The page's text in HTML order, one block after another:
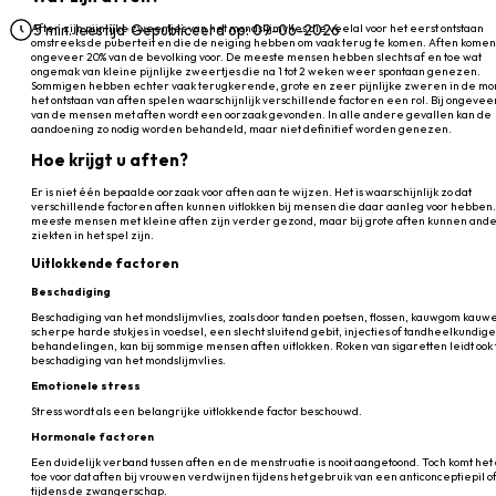
5 min. leestijd Gepubliceerd op: 09-06-2026
Aften zijn pijnlijke zweertjes van het mondslijmvlies die veelal voor het eerst ontstaan
omstreeks de puberteit en die de neiging hebben om vaak terug te komen. Aften
ongeveer 20% van de bevolking voor. De meeste mensen hebben slechts af en toe wat
ongemak van kleine pijnlijke zweertjes die na 1 tot 2 weken weer spontaan genezen.
Sommigen hebben echter vaak terugkerende, grote en zeer pijnlijke zweren in de
het ontstaan van aften spelen waarschijnlijk verschillende factoren een rol. Bij ongeveer
van de mensen met aften wordt een oorzaak gevonden. In alle andere gevallen kan de
aandoening zo nodig worden behandeld, maar niet definitief worden genezen.
Hoe krijgt u aften?
Er is niet één bepaalde oorzaak voor aften aan te wijzen. Het is waarschijnlijk zo dat
verschillende factoren aften kunnen uitlokken bij mensen die daar aanleg voor
meeste mensen met kleine aften zijn verder gezond, maar bij grote aften kunnen
ziekten in het spel zijn.
Uitlokkende factoren
Beschadiging
Beschadiging van het mondslijmvlies, zoals door tanden poetsen, flossen, kauwgom
scherpe harde stukjes in voedsel, een slecht sluitend gebit, injecties of tandheelkundige
behandelingen, kan bij sommige mensen aften uitlokken. Roken van sigaretten leidt ook
beschadiging van het mondslijmvlies.
Emotionele stress
Stress wordt als een belangrijke uitlokkende factor beschouwd.
Hormonale factoren
Een duidelijk verband tussen aften en de menstruatie is nooit aangetoond. Toch komt
toe voor dat aften bij vrouwen verdwijnen tijdens het gebruik van een anticonceptiepil
tijdens de zwangerschap.